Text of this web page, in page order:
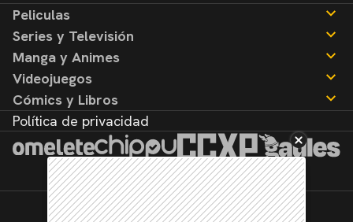
Peliculas
Noticias
Reseñas
Series y Televisión
Noticias
Reseñas
Manga y Animes
Noticias
Reseñas
Videojuegos
Noticias
Reseñas
Cómics y Libros
Noticias
Reseñas
Política de privacidad
©2026. Todos los derechos reservados.